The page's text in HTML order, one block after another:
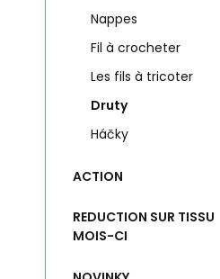
Nappes
Fil à crocheter
Les fils à tricoter
Druty
Háčky
ACTION
REDUCTION SUR TISSU
MOIS-CI